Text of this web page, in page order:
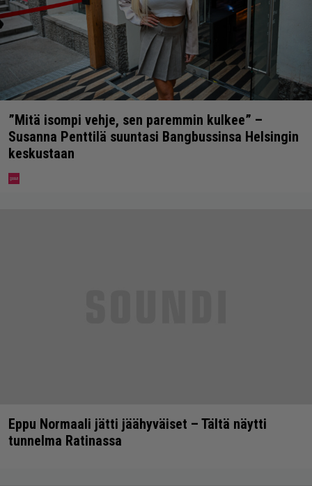
”Mitä isompi vehje, sen paremmin kulkee” –
Susanna Penttilä suuntasi Bangbussinsa Helsingin
keskustaan
Eppu Normaali jätti jäähyväiset – Tältä näytti
tunnelma Ratinassa